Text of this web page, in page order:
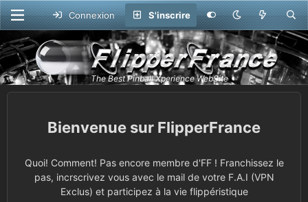
Connexion S'inscrire
FlipperFrance
Quoi! Comment! Pas encore membre d'FF ! Franchissez le
pas, incrscrivez vous avec le mail de votre F.A.I (VPN
Exclus) et participez à la vie flippéristique